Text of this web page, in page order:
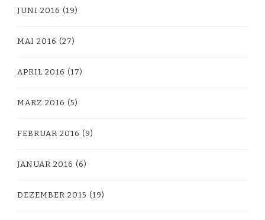
JUNI 2016 (19)
MAI 2016 (27)
APRIL 2016 (17)
MÄRZ 2016 (5)
FEBRUAR 2016 (9)
JANUAR 2016 (6)
DEZEMBER 2015 (19)